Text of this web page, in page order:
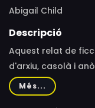
Abigail Child
Descripció
Aquest relat de
d'arxiu, casolà i
posa en relleu
dues germanes...
Més...